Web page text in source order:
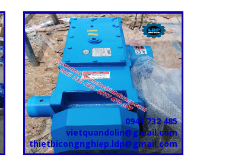
0941 732 485
vietquandolin@gmail.com
thietbicongnghiep.ldp@gmail.com